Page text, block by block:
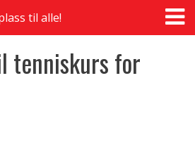
til alle!
tenniskurs for